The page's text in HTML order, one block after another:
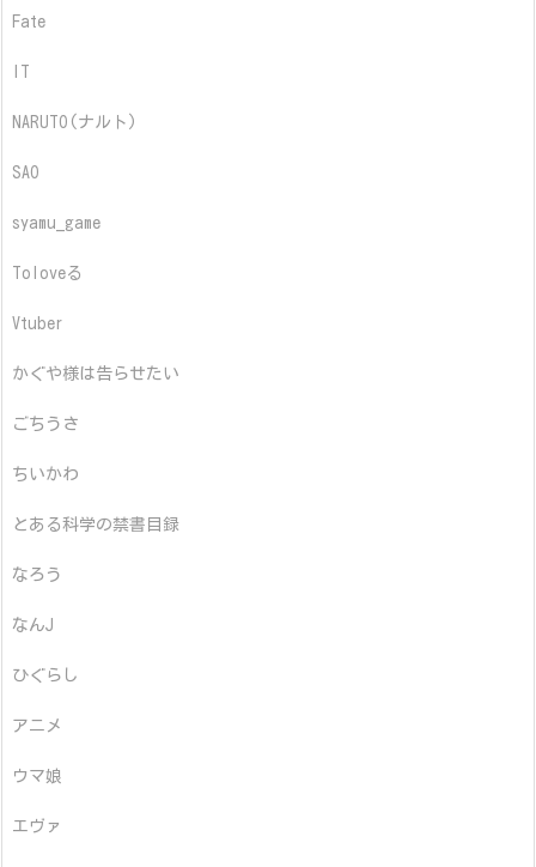
Fate
NARUTO(ナルト)
SAO
syamu_game
Toloveる
Vtuber
かぐや様は告らせたい
ごちうさ
ちいかわ
とある科学の禁書目録
なろう
なんJ
ひぐらし
アニメ
ウマ娘
エヴァ